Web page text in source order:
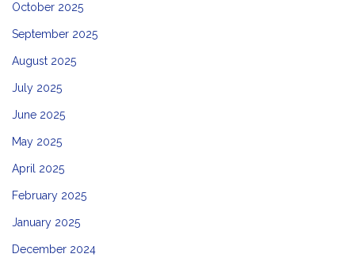
October 2025
September 2025
August 2025
July 2025
June 2025
May 2025
April 2025
February 2025
January 2025
December 2024